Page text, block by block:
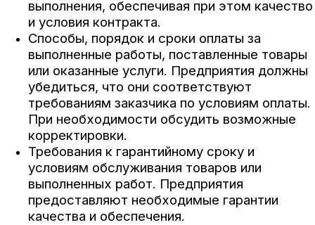
выполнения, обеспечивая при этом качество
и условия контракта.
Способы, порядок и сроки оплаты за
выполненные работы, поставленные товары
или оказанные услуги. Предприятия должны
убедиться, что они соответствуют
требованиям заказчика по условиям оплаты.
При необходимости обсудить возможные
корректировки.
Требования к гарантийному сроку и
условиям обслуживания товаров или
выполненных работ. Предприятия
предоставляют необходимые гарантии
качества и обеспечения.